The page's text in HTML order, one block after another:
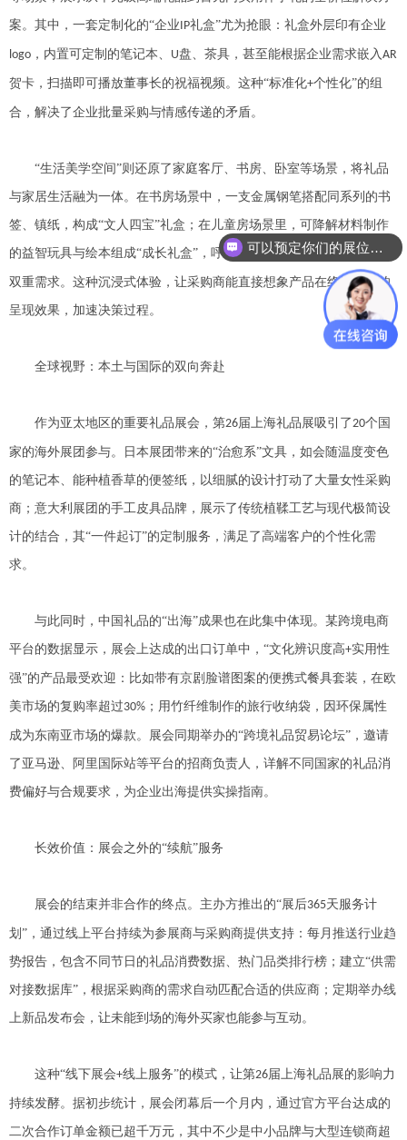
案。其中，一套定制化的“企业IP礼盒”尤为抢眼：礼盒外层印有企业
logo ，内置可定制的笔记本、 U盘、茶具，甚至能根据企业需求嵌入AR
贺卡，扫描即可播放董事长的祝福视频。这种“标准化+个性化”的组
合，解决了企业批量采购与情感传递的矛盾。
“生活美学空间”则还原了家庭客厅、书房、卧室等场景，将礼品
与家居生活融为一体。在书房场景中，一支金属钢笔搭配同系列的书
签、镇纸，构成“文人四宝”礼盒；在儿童房场景里，可降解材料制作
的益智玩具与绘本组成“成长礼盒”，呼应了当下家长对“环保+教育”的
双重需求。这种沉浸式体验，让采购商能直接想象产品在终端市场的
呈现效果，加速决策过程。
全球视野：本土与国际的双向奔赴
作为亚太地区的重要礼品展会，第26届上海礼品展吸引了20个国
家的海外展团参与。日本展团带来的“治愈系”文具，如会随温度变色
的笔记本、能种植香草的便签纸，以细腻的设计打动了大量女性采购
商；意大利展团的手工皮具品牌，展示了传统植鞣工艺与现代极简设
计的结合，其“一件起订”的定制服务，满足了高端客户的个性化需
求。
与此同时，中国礼品的“出海”成果也在此集中体现。某跨境电商
平台的数据显示，展会上达成的出口订单中，“文化辨识度高+实用性
强”的产品最受欢迎：比如带有京剧脸谱图案的便携式餐具套装，在欧
美市场的复购率超过30% ；用竹纤维制作的旅行收纳袋，因环保属性
成为东南亚市场的爆款。展会同期举办的“跨境礼品贸易论坛”，邀请
了亚马逊、阿里国际站等平台的招商负责人，详解不同国家的礼品消
费偏好与合规要求，为企业出海提供实操指南。
长效价值：展会之外的“续航”服务
展会的结束并非合作的终点。主办方推出的“展后365天服务计
划”，通过线上平台持续为参展商与采购商提供支持：每月推送行业趋
势报告，包含不同节日的礼品消费数据、热门品类排行榜；建立“供需
对接数据库”，根据采购商的需求自动匹配合适的供应商；定期举办线
上新品发布会，让未能到场的海外买家也能参与互动。
这种“线下展会+线上服务”的模式，让第26届上海礼品展的影响力
持续发酵。据初步统计，展会闭幕后一个月内，通过官方平台达成的
二次合作订单金额已超千万元，其中不少是中小品牌与大型连锁商超
可以预定你们的展位吗？